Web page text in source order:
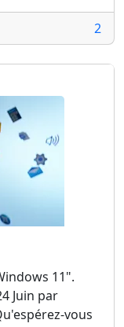
2
11".
Juin par
vous